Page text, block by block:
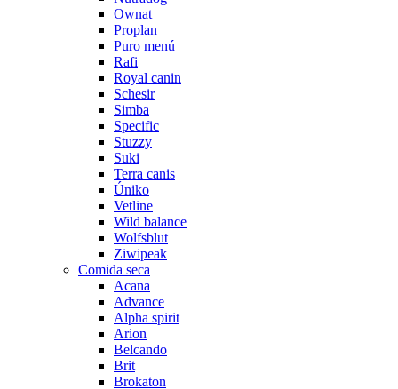
Ownat
Proplan
Puro menú
Rafi
Royal canin
Schesir
Simba
Specific
Stuzzy
Suki
Terra canis
Úniko
Vetline
Wild balance
Wolfsblut
Ziwipeak
Comida seca
Acana
Advance
Alpha spirit
Arion
Belcando
Brit
Brokaton